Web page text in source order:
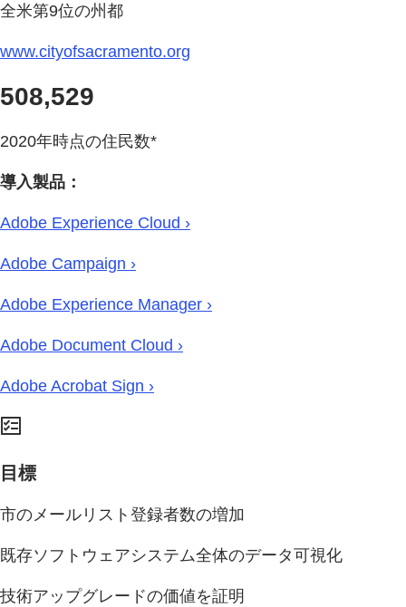
全米第9位の州都
www.cityofsacramento.org
508,529
2020年時点の住民数*
導入製品：
Adobe Experience Cloud ›
Adobe Campaign ›
Adobe Experience Manager ›
Adobe Document Cloud ›
Adobe Acrobat Sign ›
目標
市のメールリスト登録者数の増加
既存ソフトウェアシステム全体のデータ可視化
技術アップグレードの価値を証明